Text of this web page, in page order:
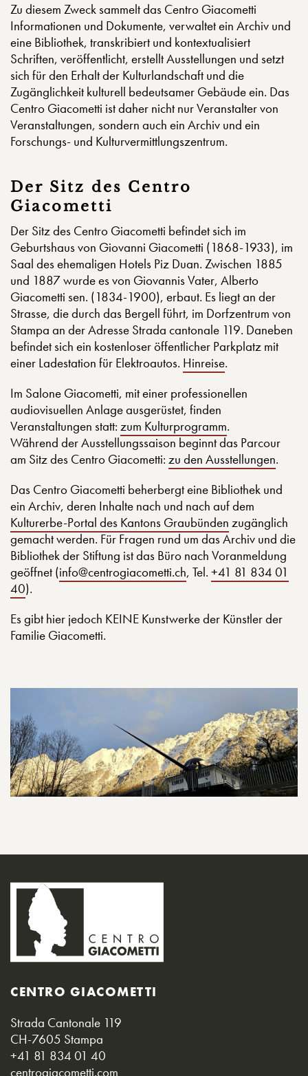
Zu diesem Zweck sammelt das Centro Giacometti
Informationen und Dokumente, verwaltet ein Archiv und
eine Bibliothek, transkribiert und kontextualisiert
Schriften, veröffentlicht, erstellt Ausstellungen und setzt
sich für den Erhalt der Kulturlandschaft und die
Zugänglichkeit kulturell bedeutsamer Gebäude ein. Das
Centro Giacometti ist daher nicht nur Veranstalter von
Veranstaltungen, sondern auch ein Archiv und ein
Forschungs- und Kulturvermittlungszentrum.
Der Sitz des Centro
Giacometti
Der Sitz des Centro Giacometti befindet sich im
Geburtshaus von Giovanni Giacometti (1868-1933), im
Saal des ehemaligen Hotels Piz Duan. Zwischen 1885
und 1887 wurde es von Giovannis Vater, Alberto
Giacometti sen. (1834-1900), erbaut. Es liegt an der
Strasse, die durch das Bergell führt, im Dorfzentrum von
Stampa an der Adresse Strada cantonale 119. Daneben
befindet sich ein kostenloser öffentlicher Parkplatz mit
einer Ladestation für Elektroautos. Hinreise.
Im Salone Giacometti, mit einer professionellen
audiovisuellen Anlage ausgerüstet, finden
Veranstaltungen statt: zum Kulturprogramm.
Während der Ausstellungssaison beginnt das Parcour
am Sitz des Centro Giacometti: zu den Ausstellungen.
Das Centro Giacometti beherbergt eine Bibliothek und
ein Archiv, deren Inhalte nach und nach auf dem
Kulturerbe-Portal des Kantons Graubünden zugänglich
gemacht werden. Für Fragen rund um das Archiv und die
Bibliothek der Stiftung ist das Büro nach Voranmeldung
geöffnet (info@centrogiacometti.ch, Tel. +41 81 834 01
40).
Es gibt hier jedoch KEINE Kunstwerke der Künstler der
Familie Giacometti.
CENTRO GIACOMETTI
Strada Cantonale 119
CH-7605 Stampa
+41 81 834 01 40
centrogiacometti.com